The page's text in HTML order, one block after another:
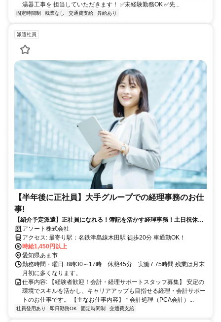
湯器工事を 担当していただきます！ ✅未経験勤務OK ✅先...
固定時間制 残業なし 交通費支給 昇給あり
派遣社員
【半年後に正社員】大手グループでの経理事務のお仕
事!
【紹介予定派遣】正社員になれる！簿記を活かす経理事務！土日祝休
み！車通勤OK！8時30分～17時
アソート株式会社
アクセス: 最寄り駅：名鉄津島線木田駅 徒歩20分 車通勤OK！
時給1,450円以上
愛知県あま市
勤務時間・曜日: 8時30～17時 休憩45分 実働7.75時間 残業は月末
月初に多くなります。
仕事内容: 【経験者歓迎！会計・経理サポートスタッフ募集】 安定の
環境でスキルを活かし、キャリアアップも目指せる経理・会計サポー
トのお仕事です。 【主なお仕事内容】 * 会計処理（PCA会計）...
社員登用あり 即日勤務OK 固定時間制 交通費支給